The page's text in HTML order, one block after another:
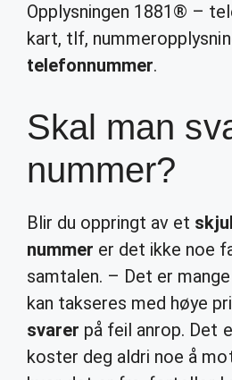
Opplysningen 1881® –
kart, tlf,
telefonnummer.
Skal man
nummer?
Blir du oppringt av et
nummer er det ikke noe
samtalen. – Det er
kan takseres med høye
svarer på feil anrop. Det
koster deg aldri noe å